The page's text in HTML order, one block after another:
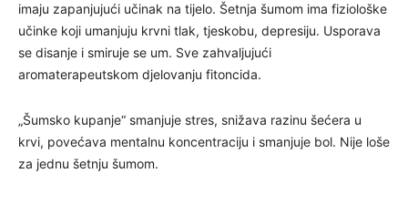
imaju zapanjujući učinak na tijelo. Šetnja šumom ima fiziološke
učinke koji umanjuju krvni tlak, tjeskobu, depresiju. Usporava
se disanje i smiruje se um. Sve zahvaljujući
aromaterapeutskom djelovanju fitoncida.
„Šumsko kupanje“ smanjuje stres, snižava razinu šećera u
krvi, povećava mentalnu koncentraciju i smanjuje bol. Nije loše
za jednu šetnju šumom.